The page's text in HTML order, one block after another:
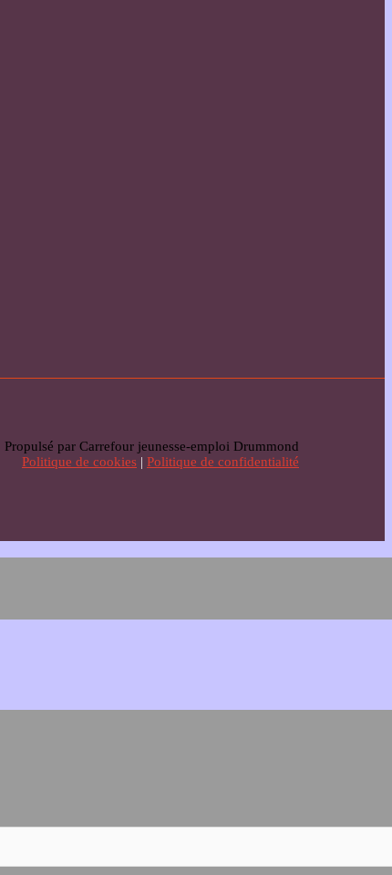
Propulsé par Carrefour jeunesse-emploi Drummond
Politique de cookies | Politique de confidentialité